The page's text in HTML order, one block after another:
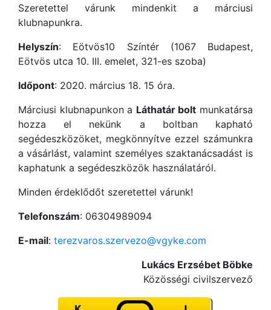
Szeretettel várunk mindenkit a márciusi
klubnapunkra.
Helyszín: Eötvös10 Színtér (1067 Budapest,
Eötvös utca 10. III. emelet, 321-es szoba)
Időpont: 2020. március 18. 15 óra.
Márciusi klubnapunkon a Láthatár bolt munkatársa
hozza el nekünk a boltban kapható
segédeszközöket, megkönnyítve ezzel számunkra
a vásárlást, valamint személyes szaktanácsadást is
kaphatunk a segédeszközök használatáról.
Minden érdeklődőt szeretettel várunk!
Telefonszám: 06304989094
E-mail: terezvaros.szervezo@vgyke.com
Lukács Erzsébet Böbke
Közösségi civilszervező